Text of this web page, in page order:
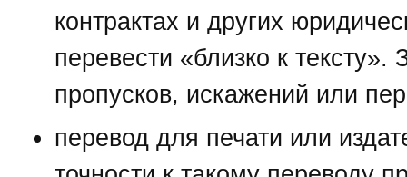
контрактах и других
перевести «близко к
пропусков, искажений или
перевод для печати или